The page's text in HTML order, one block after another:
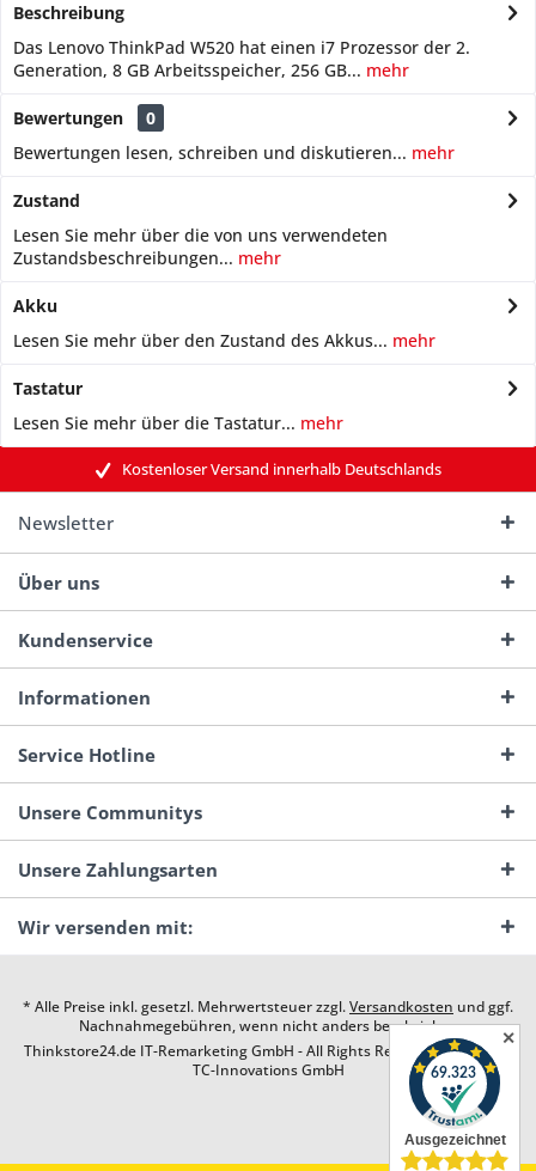
Beschreibung
Das Lenovo ThinkPad W520 hat einen i7 Prozessor der 2.
Generation, 8 GB Arbeitsspeicher, 256 GB... mehr
Bewertungen
0
Bewertungen lesen, schreiben und diskutieren... mehr
Zustand
Lesen Sie mehr über die von uns verwendeten
Zustandsbeschreibungen... mehr
Akku
Lesen Sie mehr über den Zustand des Akkus... mehr
Tastatur
Lesen Sie mehr über die Tastatur... mehr
Kostenloser Versand innerhalb Deutschlands
Newsletter
Über uns
Kundenservice
Informationen
Service Hotline
Unsere Communitys
Unsere Zahlungsarten
Wir versenden mit:
* Alle Preise inkl. gesetzl. Mehrwertsteuer zzgl.Versandkosten und ggf.
Nachnahmegebühren, wenn nicht anders beschrieben
Thinkstore24.de IT-Remarketing GmbH - All Rights Reserved. Design by
TC-Innovations GmbH
✕